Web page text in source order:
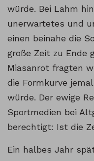
würde. Bei Lahm
unerwartetes und
einen beinahe die
große Zeit zu Ende
Miasanrot fragten
die Formkurve
würde. Der ewige
Sportmedien bei
berechtigt: Ist die
Ein halbes Jahr